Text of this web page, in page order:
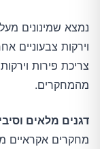
וירקות צבעוניים
מהמחקרים.
דגנים מלאים
מחקרים אקראיים